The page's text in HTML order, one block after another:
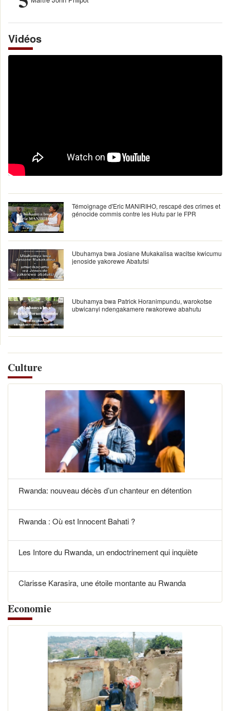
Vidéos
Témoignage d'Eric MANIRIHO, rescapé des crimes et
génocide commis contre les Hutu par le FPR
Ubuhamya bwa Josiane Mukakalisa wacitse kwicumu
jenoside yakorewe Abatutsi
Ubuhamya bwa Patrick Horanimpundu, warokotse
ubwicanyi ndengakamere rwakorewe abahutu
Culture
Rwanda: nouveau décès d’un chanteur en détention
Rwanda : Où est Innocent Bahati ?
Les Intore du Rwanda, un endoctrinement qui inquiète
Clarisse Karasira, une étoile montante au Rwanda
Economie